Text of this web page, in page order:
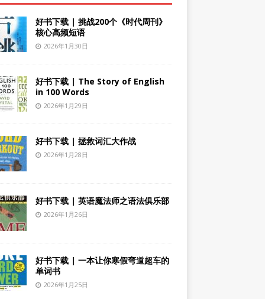
好书下载 | 挑战200个《时代周刊》
核心高频短语
2026年1月30日
好书下载 | The Story of English
in 100 Words
2026年1月29日
好书下载 | 拯救词汇大作战
2026年1月28日
好书下载 | 英语魔法师之语法俱乐部
2026年1月26日
好书下载 | 一本让你寒假弯道超车的
单词书
2026年1月25日